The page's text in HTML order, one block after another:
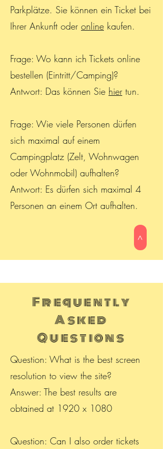
Parkplätze. Sie können ein Ticket bei
Ihrer Ankunft oder online kaufen.
Frage: Wo kann ich Tickets online
bestellen (Eintritt/Camping)?
Antwort: Das können Sie hier tun.
Frage: Wie viele Personen dürfen
sich maximal auf einem
Campingplatz (Zelt, Wohnwagen
oder Wohnmobil) aufhalten?
Antwort: Es dürfen sich maximal 4
Personen an einem Ort aufhalten.
>
Frequently
Asked
Questions
Question: What is the best screen
resolution to view the site?
Answer: The best results are
obtained at 1920 x 1080
Question: Can I also order tickets